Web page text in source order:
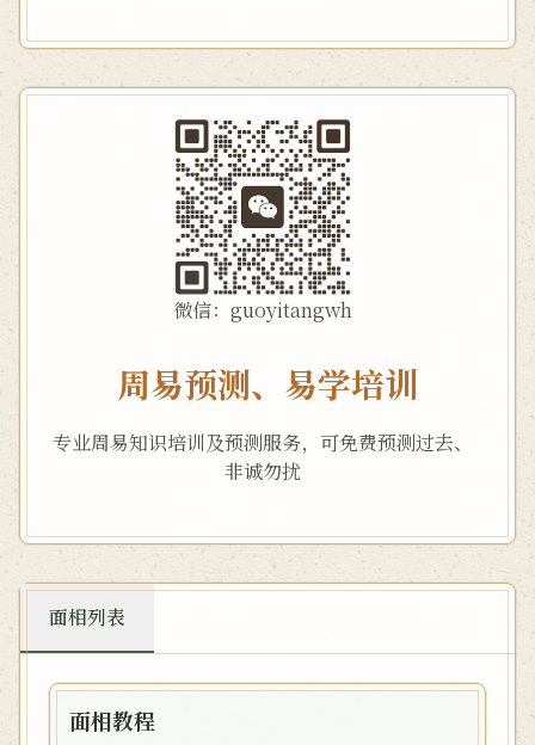
微信：guoyitangwh
周易预测、易学培训
专业周易知识培训及预测服务，可免费预测过去、
非诚勿扰
面相列表
面相教程